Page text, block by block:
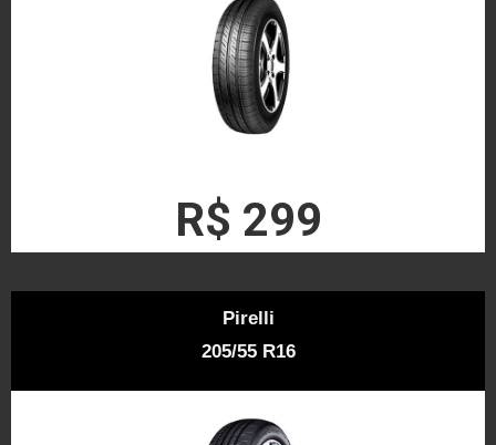
R$ 299
Pirelli
205/55 R16